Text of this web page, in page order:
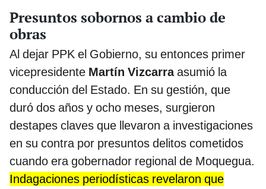
Presuntos sobornos a cambio de
obras
Al dejar PPK el Gobierno, su entonces primer
vicepresidente Martín Vizcarraasumió la
conducción del Estado. En su gestión, que
duró dos años y ocho meses, surgieron
destapes claves que llevaron a investigaciones
en su contra por presuntos delitos cometidos
cuando era gobernador regional de Moquegua.
Indagaciones periodísticas revelaron que